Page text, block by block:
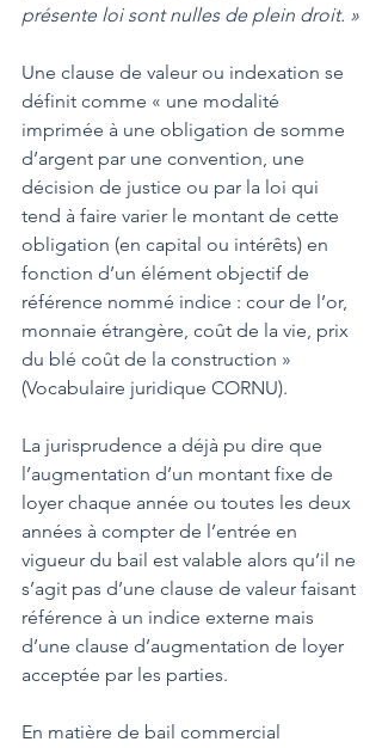
présente loi sont nulles de plein droit. »
Une clause de valeur ou indexation se
définit comme « une modalité
imprimée à une obligation de somme
d’argent par une convention, une
décision de justice ou par la loi qui
tend à faire varier le montant de cette
obligation (en capital ou intérêts) en
fonction d’un élément objectif de
référence nommé indice : cour de l’or,
monnaie étrangère, coût de la vie, prix
du blé coût de la construction »
(Vocabulaire juridique CORNU).
La jurisprudence a déjà pu dire que
l’augmentation d’un montant fixe de
loyer chaque année ou toutes les deux
années à compter de l’entrée en
vigueur du bail est valable alors qu’il ne
s’agit pas d’une clause de valeur faisant
référence à un indice externe mais
d’une clause d’augmentation de loyer
acceptée par les parties.
En matière de bail commercial